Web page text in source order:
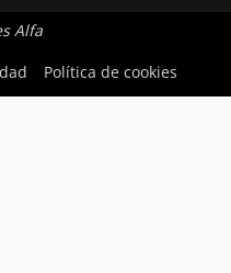
Alfa
Política de cookies